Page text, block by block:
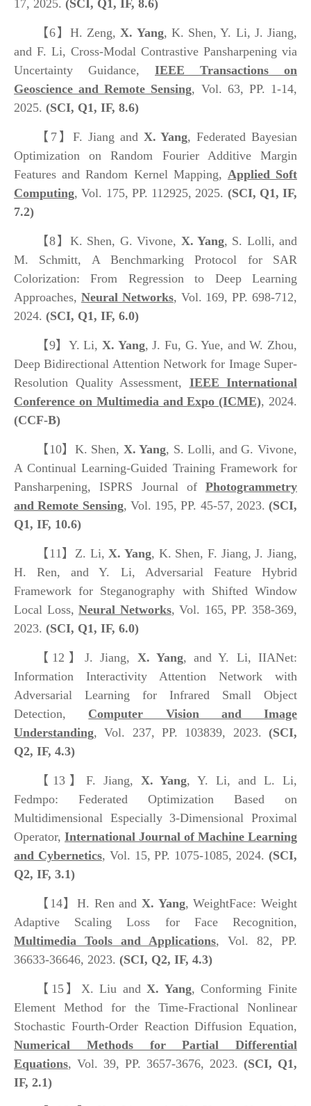
17, 2025. (SCI, Q1, IF, 8.6)
【6】 H. Zeng,X. Yang, K. Shen, Y. Li, J. Jiang,
and F. Li, Cross-Modal Contrastive Pansharpening via
Uncertainty Guidance, IEEE Transactions on
Geoscience and Remote Sensing, Vol. 63, PP. 1-14,
2025. (SCI, Q1, IF, 8.6)
【7】F. Jiang and X. Yang, Federated Bayesian
Optimization on Random Fourier Additive Margin
Features and Random Kernel Mapping, Applied Soft
Computing, Vol. 175, PP. 112925, 2025. (SCI, Q1, IF,
7.2)
【8】K. Shen, G. Vivone, X. Yang, S. Lolli, and
M. Schmitt, A Benchmarking Protocol for SAR
Colorization: From Regression to Deep Learning
Approaches, Neural Networks, Vol. 169, PP. 698-712,
2024. (SCI, Q1, IF, 6.0)
【9】 Y. Li,X. Yang, J. Fu, G. Yue, and W. Zhou,
Deep Bidirectional Attention Network for Image Super-
Resolution Quality Assessment, IEEE International
Conference on Multimedia and Expo (ICME), 2024.
(CCF-B)
【10】 K. Shen, X. Yang, S. Lolli, and G. Vivone,
A Continual Learning-Guided Training Framework for
Pansharpening, ISPRS Journal of Photogrammetry
and Remote Sensing, Vol. 195, PP. 45-57, 2023. (SCI,
Q1, IF, 10.6)
【11】 Z. Li,X. Yang, K. Shen, F. Jiang, J. Jiang,
H. Ren, and Y. Li, Adversarial Feature Hybrid
Framework for Steganography with Shifted Window
Local Loss,Neural Networks, Vol. 165, PP. 358-369,
2023. (SCI, Q1, IF, 6.0)
【12】 J. Jiang, X. Yang, and Y. Li, IIANet:
Information Interactivity Attention Network with
Adversarial Learning for Infrared Small Object
Detection, Computer Vision and Image
Understanding, Vol. 237, PP. 103839, 2023. (SCI,
Q2, IF, 4.3)
【13】 F. Jiang, X. Yang, Y. Li, and L. Li,
Fedmpo: Federated Optimization Based on
Multidimensional Especially 3-Dimensional Proximal
Operator, International Journal of Machine Learning
and Cybernetics, Vol. 15, PP. 1075-1085, 2024.(SCI,
Q2, IF, 3.1)
【14】 H. Ren and X. Yang, WeightFace: Weight
Adaptive Scaling Loss for Face Recognition,
Multimedia Tools and Applications, Vol. 82, PP.
36633-36646, 2023. (SCI, Q2, IF, 4.3)
【15】 X. Liu andX. Yang, Conforming Finite
Element Method for the Time-Fractional Nonlinear
Stochastic Fourth-Order Reaction Diffusion Equation,
Numerical Methods for Partial Differential
Equations, Vol. 39, PP. 3657-3676, 2023. (SCI, Q1,
IF, 2.1)